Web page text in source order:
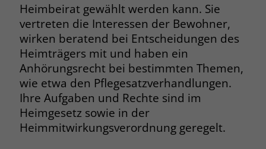
Heimbeirat gewählt werden kann. Sie
vertreten die Interessen der Bewohner,
wirken beratend bei Entscheidungen des
Heimträgers mit und haben ein
Anhörungsrecht bei bestimmten Themen,
wie etwa den Pflegesatzverhandlungen.
Ihre Aufgaben und Rechte sind im
Heimgesetz sowie in der
Heimmitwirkungsverordnung geregelt.
Zweck
Werbeanzeige auf die Website gelangt.
Es enthält Informationen darüber,
welche Werbeanzeige geklickt wurde,
sodass erzielte Erfolge wie z.B.
Bestellungen oder Kontaktanfragen der
Anzeige zugewiesen werden können.
Name _gcl_dc
Anbieter Google Ads